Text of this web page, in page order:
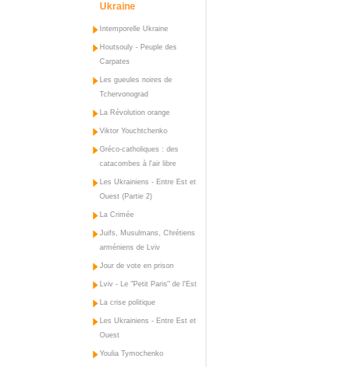
Ukraine
Intemporelle Ukraine
Houtsouly - Peuple des
Carpates
Les gueules noires de
Tchervonograd
La Révolution orange
Viktor Youchtchenko
Gréco-catholiques : des
catacombes à l'air libre
Les Ukrainiens - Entre Est et
Ouest (Partie 2)
La Crimée
Juifs, Musulmans, Chrétiens
arméniens de Lviv
Jour de vote en prison
Lviv - Le "Petit Paris" de l'Est
La crise politique
Les Ukrainiens - Entre Est et
Ouest
Youlia Tymochenko